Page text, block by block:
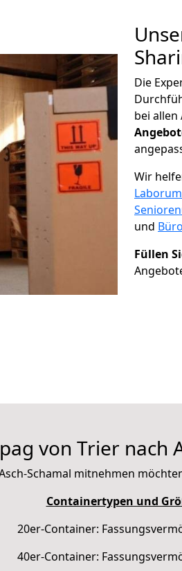
Die
bei allen
Wir
und
Füllen
von Trier nach
Schamal mitnehmen
Containertypen und
20er-Container:
40er-Container: